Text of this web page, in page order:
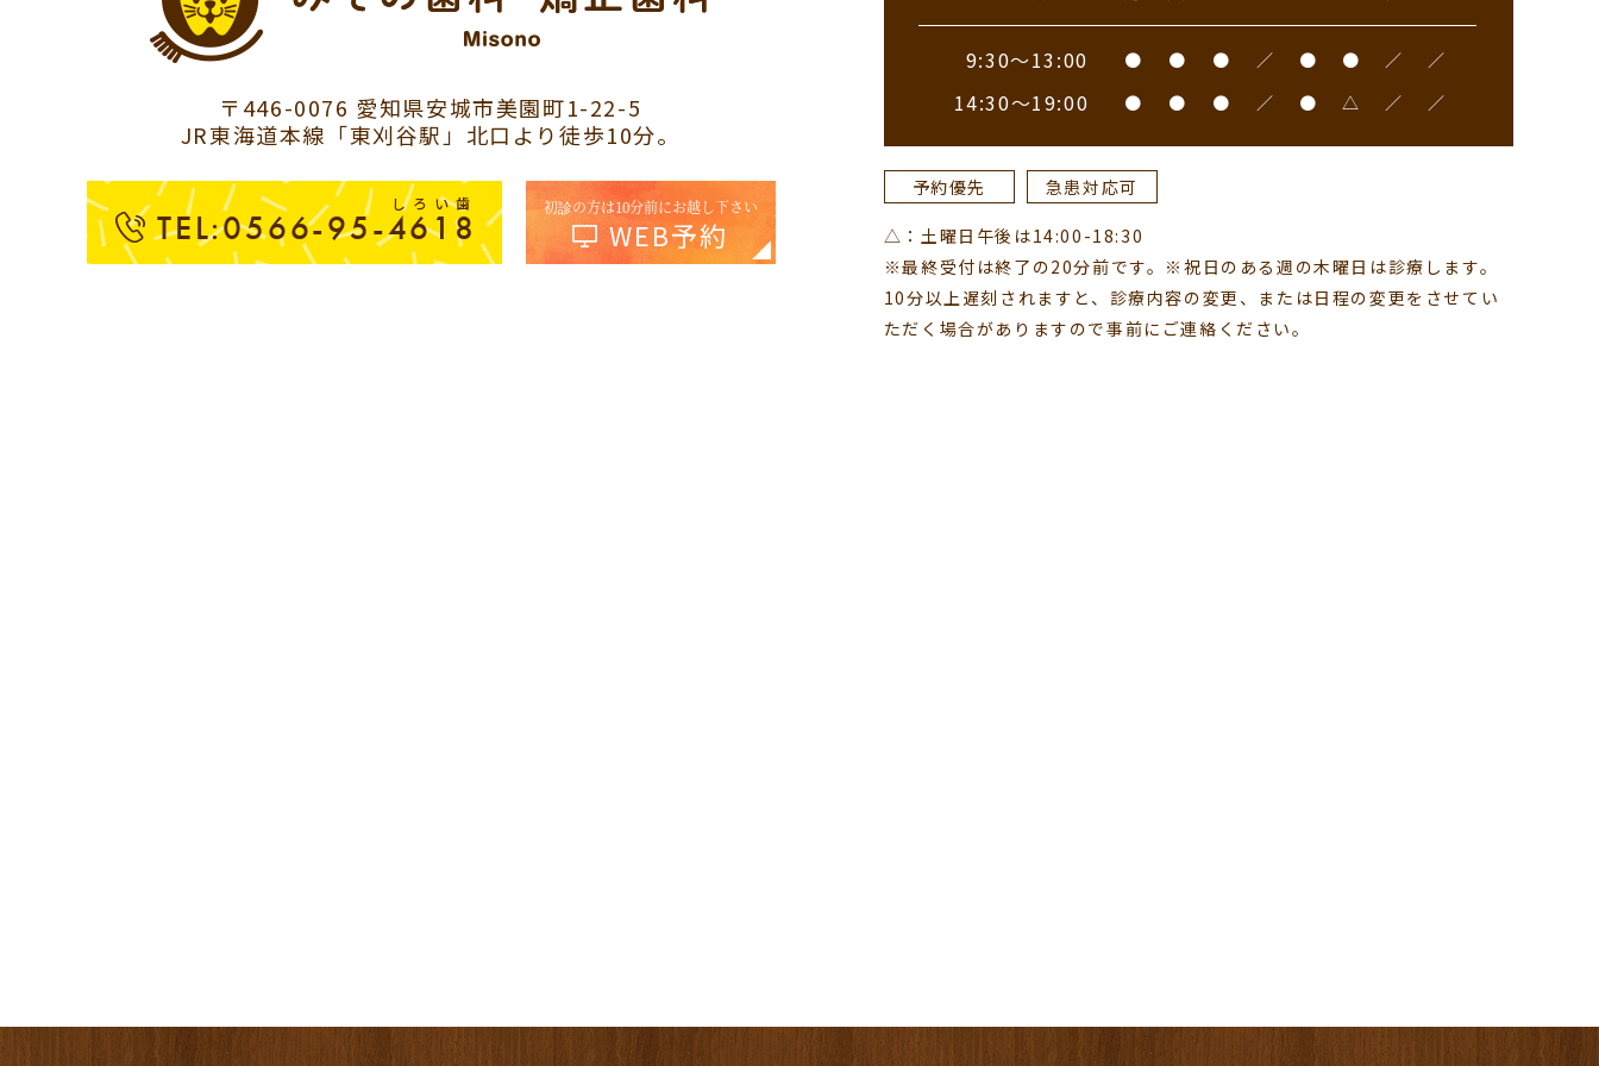
〒446-0076 愛知県安城市美園町1-22-5
JR東海道本線「東刈谷駅」北口より徒歩10分。
しろい歯
TEL:0566-95-4618
初診の方は10分前にお越し下さい
WEB予約
9:30～13:00 ● ● ● ／ ● ● ／ ／
14:30～19:00 ● ● ● ／ ● △ ／ ／
予約優先 急患対応可
△：土曜日午後は14:00-18:30
※最終受付は終了の20分前です。※祝日のある週の木曜日は診療します。
10分以上遅刻されますと、診療内容の変更、または日程の変更をさせてい
ただく場合がありますので事前にご連絡ください。